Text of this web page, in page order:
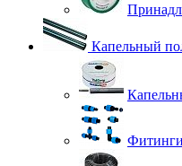
Капельный